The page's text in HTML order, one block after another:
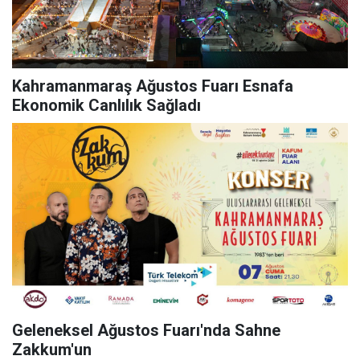
Kahramanmaraş Ağustos Fuarı Esnafa
Ekonomik Canlılık Sağladı
Geleneksel Ağustos Fuarı'nda Sahne
Zakkum'un